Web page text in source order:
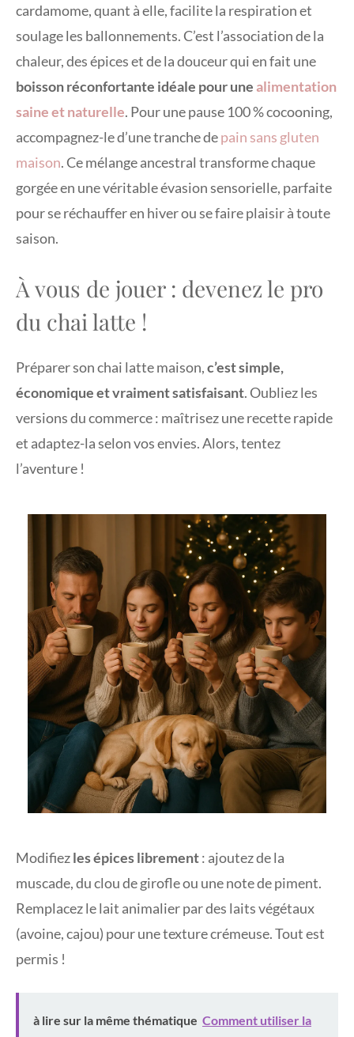
cardamome, quant à elle, facilite la respiration et
soulage les ballonnements. C’est l’association de la
chaleur, des épices et de la douceur qui en fait une
boisson réconfortante idéale pour une alimentation
saine et naturelle. Pour une pause 100 % cocooning,
accompagnez-le d’une tranche depain sans gluten
maison. Ce mélange ancestral transforme chaque
gorgée en une véritable évasion sensorielle, parfaite
pour se réchauffer en hiver ou se faire plaisir à toute
saison.
À vous de jouer : devenez le pro
du chai latte !
Préparer son chai latte maison,c’est simple,
économique et vraiment satisfaisant. Oubliez les
versions du commerce : maîtrisez une recette rapide
et adaptez-la selon vos envies. Alors, tentez
l’aventure !
Modifiezles épices librement: ajoutez de la
muscade, du clou de girofle ou une note de piment.
Remplacez le lait animalier par des laits végétaux
(avoine, cajou) pour une texture crémeuse. Tout est
permis !
à lire sur la même thématique Comment utiliser la